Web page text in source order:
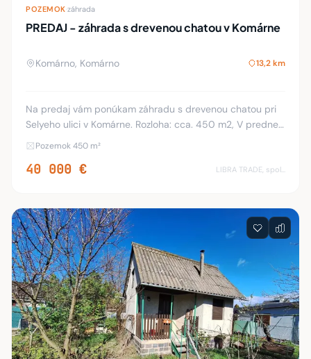
POZEMOK záhrada
PREDAJ - záhrada s drevenou chatou v Komárne
Komárno, Komárno 13,2 km
Na predaj vám ponúkam záhradu s drevenou chatou pri
Selyeho ulici v Komárne. Rozloha: cca. 450 m2, V prednej
časti je postavená drevená chatka, ktorá sa dispozične
Pozemok 450 m²
40 000 € LIBRA TRADE, spol.s.r.o.